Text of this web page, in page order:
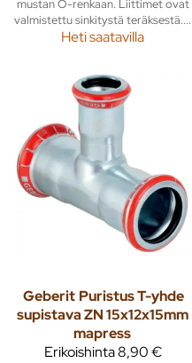
mustan O-renkaan. Liittimet ovat
valmistettu sinkitystä teräksestä....
Heti saatavilla
Geberit Puristus T-yhde
supistava ZN 15x12x15mm
mapress
Erikoishinta8,90 €